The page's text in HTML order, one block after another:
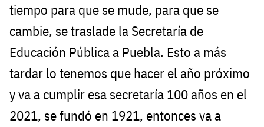
tiempo para que se mude, para que se
cambie, se traslade la Secretaría de
Educación Pública a Puebla. Esto a más
tardar lo tenemos que hacer el año próximo
y va a cumplir esa secretaría 100 años en el
2021, se fundó en 1921, entonces va a